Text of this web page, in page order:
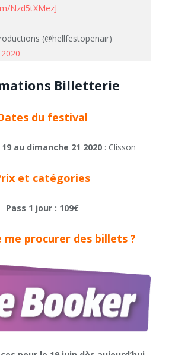
Nzd5tXMezJ
(@hellfestopenair)
Billetterie
du festival
au dimanche 21 2020 : Clisson
et catégories
Pass 1 jour : 109€
me procurer des billets ?